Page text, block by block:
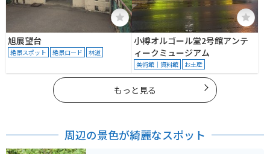
旭展望台
絶景スポット 絶景ロード 林道
小樽オルゴール堂2号館アンテ
ィークミュージアム
美術館｜資料館 お土産
もっと見る
周辺の景色が綺麗なスポット